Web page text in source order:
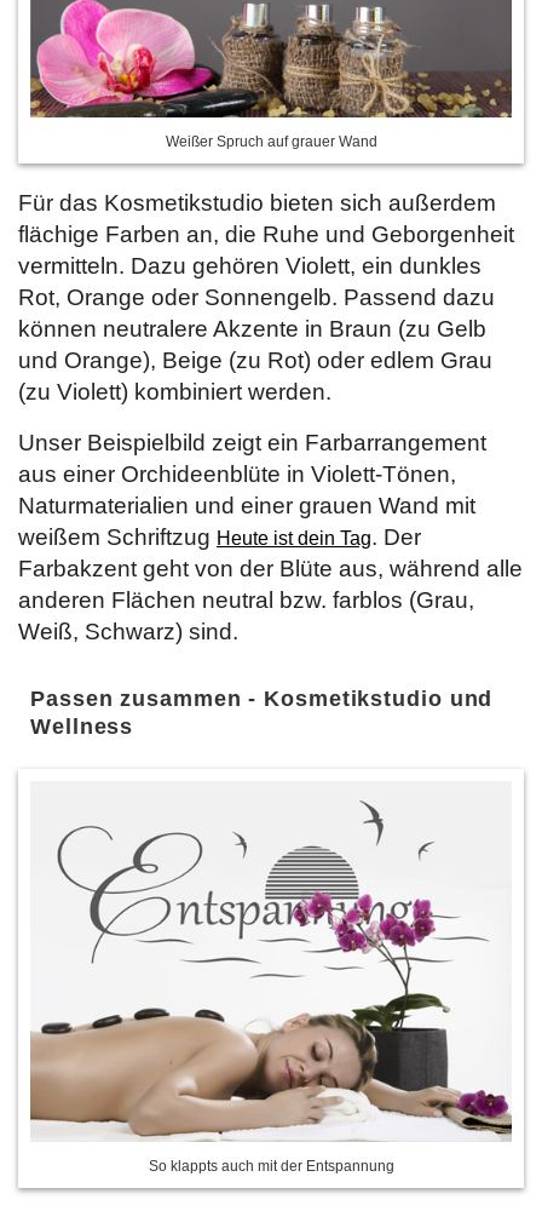
Weißer Spruch auf grauer Wand
Für das Kosmetikstudio bieten sich außerdem
flächige Farben an, die Ruhe und Geborgenheit
vermitteln. Dazu gehören Violett, ein dunkles
Rot, Orange oder Sonnengelb. Passend dazu
können neutralere Akzente in Braun (zu Gelb
und Orange), Beige (zu Rot) oder edlem Grau
(zu Violett) kombiniert werden.
Unser Beispielbild zeigt ein Farbarrangement
aus einer Orchideenblüte in Violett-Tönen,
Naturmaterialien und einer grauen Wand mit
weißem Schriftzug Heute ist dein Tag. Der
Farbakzent geht von der Blüte aus, während alle
anderen Flächen neutral bzw. farblos (Grau,
Weiß, Schwarz) sind.
Passen zusammen - Kosmetikstudio und
Wellness
So klappts auch mit der Entspannung